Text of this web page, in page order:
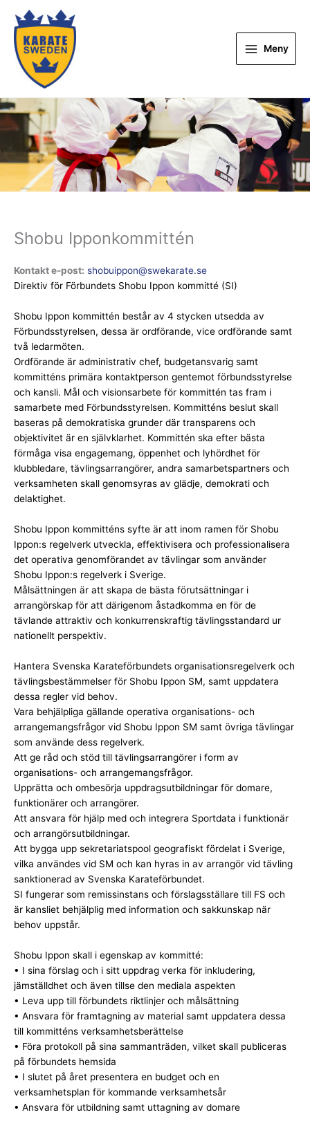
innehåll
Meny
Shobu Ipponkommittén
Kontakt e-post: shobuippon@swekarate.se
Direktiv för Förbundets Shobu Ippon kommitté (SI)
Shobu Ippon kommittén består av 4 stycken utsedda av
Förbundsstyrelsen, dessa är ordförande, vice ordförande samt
två ledarmöten.
Ordförande är administrativ chef, budgetansvarig samt
kommitténs primära kontaktperson gentemot förbundsstyrelse
och kansli. Mål och visionsarbete för kommittén tas fram i
samarbete med Förbundsstyrelsen. Kommitténs beslut skall
baseras på demokratiska grunder där transparens och
objektivitet är en självklarhet. Kommittén ska efter bästa
förmåga visa engagemang, öppenhet och lyhördhet för
klubbledare, tävlingsarrangörer, andra samarbetspartners och
verksamheten skall genomsyras av glädje, demokrati och
delaktighet.
Shobu Ippon kommitténs syfte är att inom ramen för Shobu
Ippon:s regelverk utveckla, effektivisera och professionalisera
det operativa genomförandet av tävlingar som använder
Shobu Ippon:s regelverk i Sverige.
Målsättningen är att skapa de bästa förutsättningar i
arrangörskap för att därigenom åstadkomma en för de
tävlande attraktiv och konkurrenskraftig tävlingsstandard ur
nationellt perspektiv.
Hantera Svenska Karateförbundets organisationsregelverk och
tävlingsbestämmelser för Shobu Ippon SM, samt uppdatera
dessa regler vid behov.
Vara behjälpliga gällande operativa organisations- och
arrangemangsfrågor vid Shobu Ippon SM samt övriga tävlingar
som använde dess regelverk.
Att ge råd och stöd till tävlingsarrangörer i form av
organisations- och arrangemangsfrågor.
Upprätta och ombesörja uppdragsutbildningar för domare,
funktionärer och arrangörer.
Att ansvara för hjälp med och integrera Sportdata i funktionär
och arrangörsutbildningar.
Att bygga upp sekretariatspool geografiskt fördelat i Sverige,
vilka användes vid SM och kan hyras in av arrangör vid tävling
sanktionerad av Svenska Karateförbundet.
SI fungerar som remissinstans och förslagsställare till FS och
är kansliet behjälplig med information och sakkunskap när
behov uppstår.
Shobu Ippon skall i egenskap av kommitté:
• I sina förslag och i sitt uppdrag verka för inkludering,
jämställdhet och även tillse den mediala aspekten
• Leva upp till förbundets riktlinjer och målsättning
• Ansvara för framtagning av material samt uppdatera dessa
till kommitténs verksamhetsberättelse
• Föra protokoll på sina sammanträden, vilket skall publiceras
på förbundets hemsida
• I slutet på året presentera en budget och en
verksamhetsplan för kommande verksamhetsår
• Ansvara för utbildning samt uttagning av domare